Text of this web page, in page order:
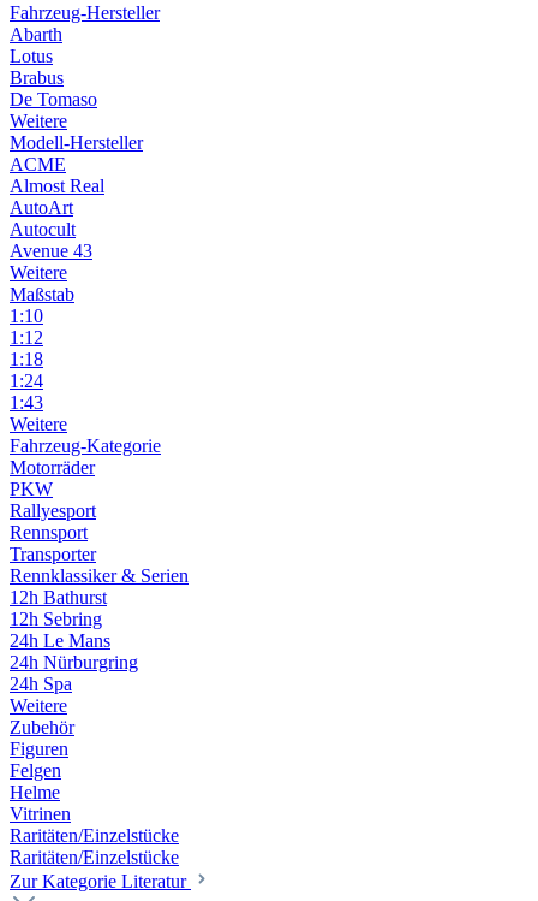
Fahrzeug-Hersteller
Abarth
Lotus
Brabus
De Tomaso
Weitere
Modell-Hersteller
ACME
Almost Real
AutoArt
Autocult
Avenue 43
Weitere
Maßstab
1:10
1:12
1:18
1:24
1:43
Weitere
Fahrzeug-Kategorie
Motorräder
PKW
Rallyesport
Rennsport
Transporter
Rennklassiker & Serien
12h Bathurst
12h Sebring
24h Le Mans
24h Nürburgring
24h Spa
Weitere
Zubehör
Figuren
Felgen
Helme
Vitrinen
Raritäten/Einzelstücke
Raritäten/Einzelstücke
Zur Kategorie Literatur